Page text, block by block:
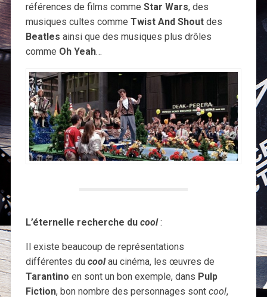
références de films comme Star Wars, des
musiques cultes comme Twist And Shoutdes
Beatles ainsi que des musiques plus drôles
comme Oh Yeah…
L’éternelle recherche du cool:
Il existe beaucoup de représentations
différentes du coolau cinéma, les œuvres de
Tarantino en sont un bon exemple, dans Pulp
Fiction, bon nombre des personnages sont cool,